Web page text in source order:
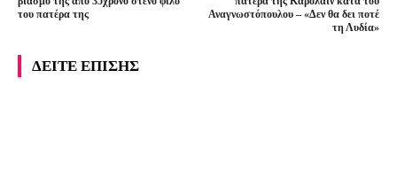
του πατέρα της
Αναγνωστόπουλου – «Δεν θα δει ποτέ
τη Λυδία»
ΔΕΙΤΕ ΕΠΙΣΗΣ